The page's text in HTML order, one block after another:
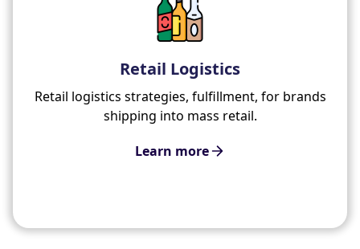
Retail Logistics
Retail logistics strategies, fulfillment, for brands
shipping into mass retail.
Learn more